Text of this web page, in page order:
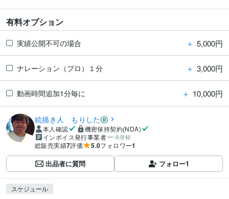
有料オプション
実績公開不可の場合 ＋ 5,000円
ナレーション（プロ）１分 ＋ 3,000円
動画時間追加1分毎に ＋ 10,000円
絵描き人 もりした
本人確認
機密保持契約(NDA)
インボイス発行事業者
未登録
総販売実績7評価 5.0フォロワー1
出品者に質問 フォロー1
スケジュール